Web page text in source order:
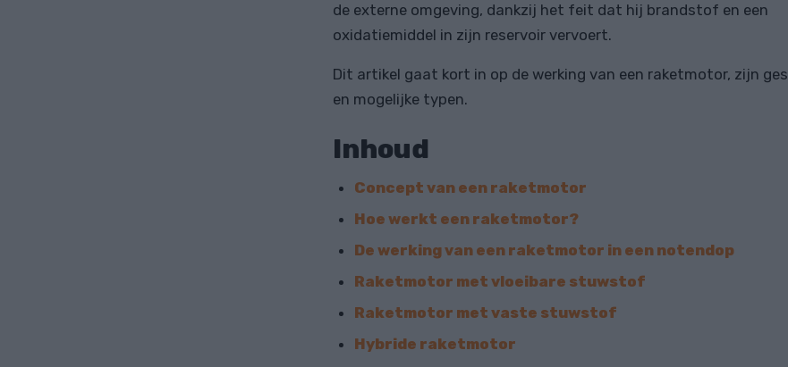
de externe omgeving, dankzij het feit dat hij brandstof en een
oxidatiemiddel in zijn reservoir vervoert.
Dit artikel gaat kort in op de werking van een raketmotor, zijn
en mogelijke typen.
Inhoud
Concept van een raketmotor
Hoe werkt een raketmotor?
De werking van een raketmotor in een notendop
Raketmotor met vloeibare stuwstof
Raketmotor met vaste stuwstof
Hybride raketmotor